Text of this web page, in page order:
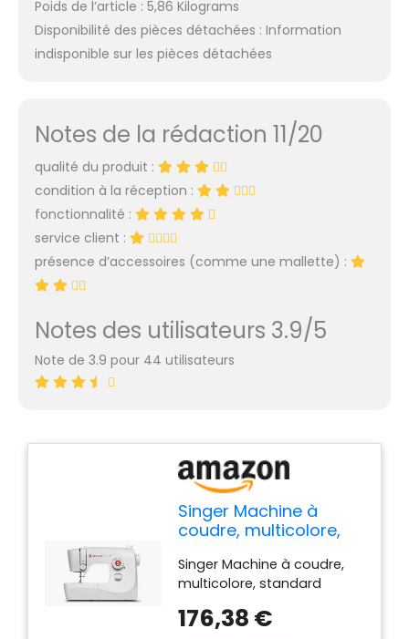
Poids de l’article : 5,86 Kilograms
Disponibilité des pièces détachées : Information
indisponible sur les pièces détachées
Notes de la rédaction 11/20
qualité du produit :
condition à la réception :
fonctionnalité :
service client :
présence d’accessoires (comme une mallette) :
Notes des utilisateurs 3.9/5
Note de 3.9 pour 44 utilisateurs
Singer Machine à
coudre, multicolore,
Singer Machine à coudre,
multicolore, standard
176,38 €